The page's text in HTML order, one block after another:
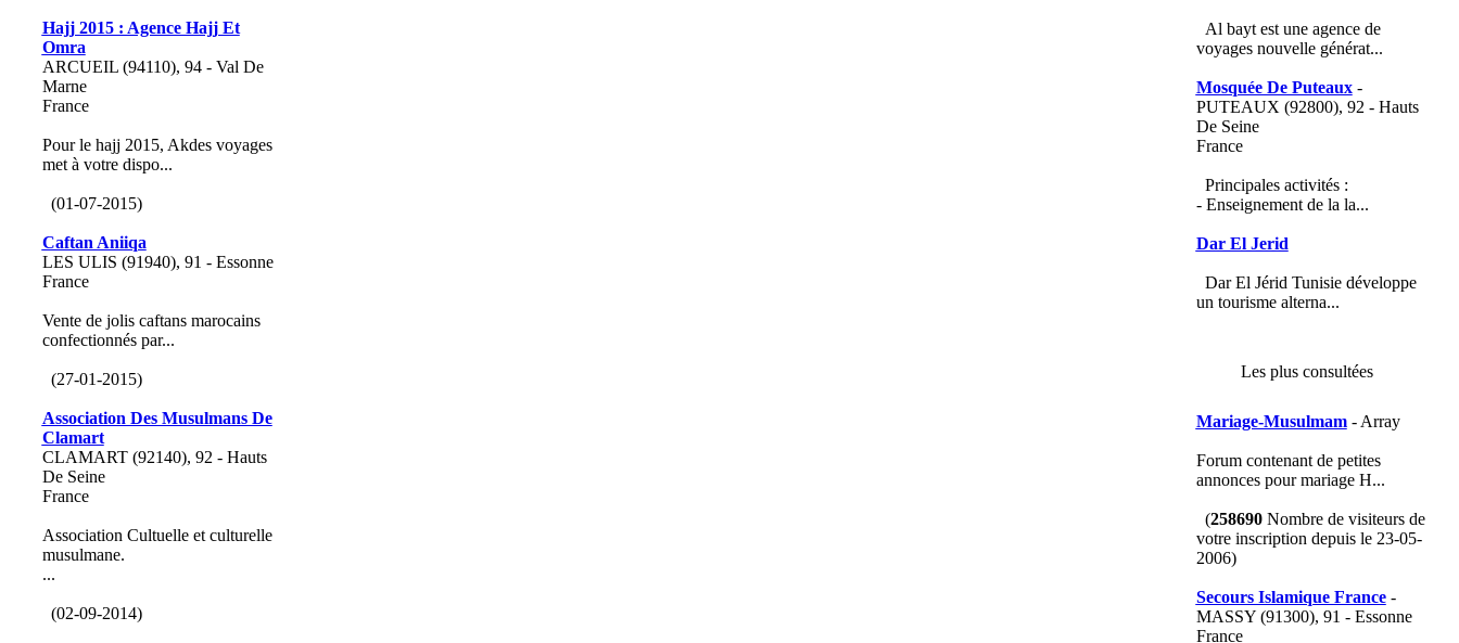
Hajj 2015 : Agence Hajj Et
Omra
ARCUEIL (94110), 94 - Val De
Marne
France
Pour le hajj 2015, Akdes voyages
met à votre dispo...
(01-07-2015)
Caftan Aniiqa
LES ULIS (91940), 91 - Essonne
France
Vente de jolis caftans marocains
confectionnés par...
(27-01-2015)
Association Des Musulmans De
Clamart
CLAMART (92140), 92 - Hauts
De Seine
France
Association Cultuelle et culturelle
musulmane.
...
(02-09-2014)
Al bayt est une agence de
voyages nouvelle générat...
Mosquée De Puteaux-
PUTEAUX (92800), 92 - Hauts
De Seine
France
Principales activités :
- Enseignement de la la...
Dar El Jerid
Dar El Jérid Tunisie développe
un tourisme alterna...
Les plus consultées
Mariage-Musulmam- Array
Forum contenant de petites
annonces pour mariage H...
(258690Nombre de visiteurs de
votre inscription depuis le 23-05-
2006)
Secours Islamique France-
MASSY (91300), 91 - Essonne
France